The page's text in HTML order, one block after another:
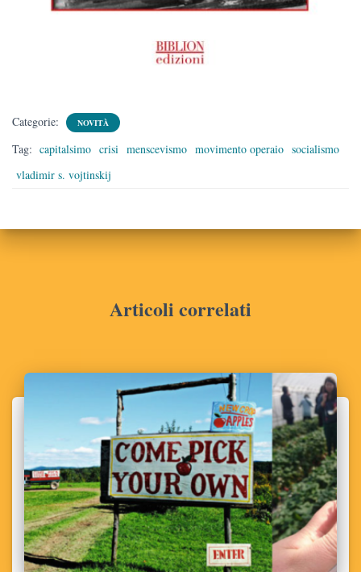
Categorie: NOVITÀ
Tag: capitalsimo crisi menscevismo movimento operaio socialismo
vladimir s. vojtinskij
Articoli correlati